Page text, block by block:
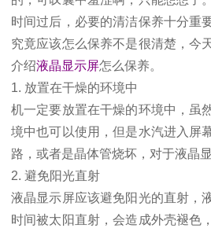
时间过后，必要的清洁保养十分重
究竟应该怎么保养不是很清楚，今
介绍液晶显示屏怎么保养。
1. 放置在干燥的环境中
机一定要放置在干燥的环境中，虽
境中也可以使用，但是水汽进入屏
路，或者是晶体管烧坏，对于液晶
2. 避免阳光直射
液晶显示屏应该避免阳光的直射，
时间被太阳直射，会造成外壳褪色